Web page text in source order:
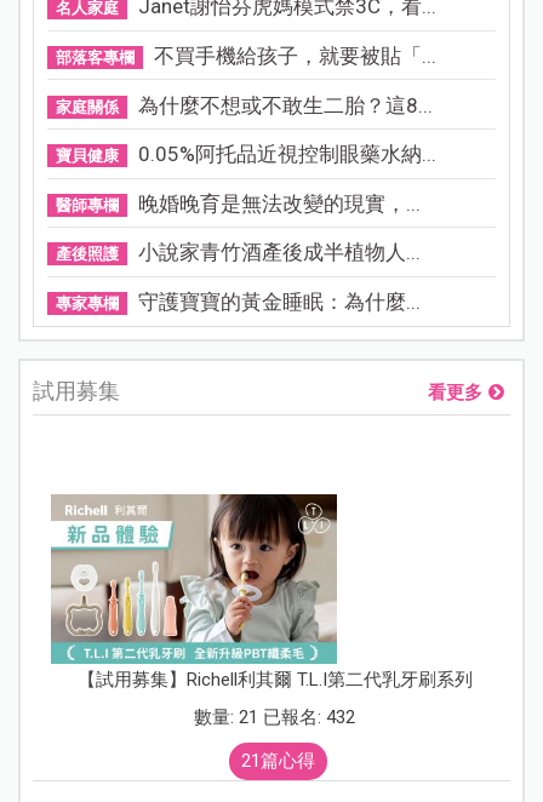
名人家庭 Janet謝怡芬虎媽模式禁3C，看...
部落客專欄 不買手機給孩子，就要被貼「...
家庭關係 為什麼不想或不敢生二胎？這8...
寶貝健康 0.05%阿托品近視控制眼藥水納...
醫師專欄 晚婚晚育是無法改變的現實，...
產後照護 小說家青竹酒產後成半植物人...
專家專欄 守護寶寶的黃金睡眠：為什麼...
試用募集 看更多
【試用募集】Richell利其爾 T.L.I第二代乳牙刷系列
數量: 21 已報名: 432
21篇心得